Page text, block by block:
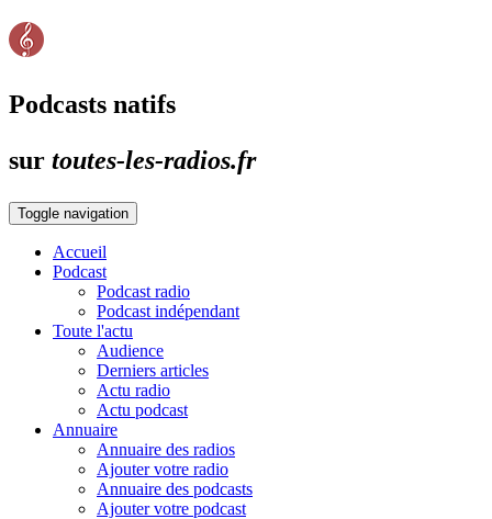
Podcasts natifs
sur toutes-les-radios.fr
Toggle navigation
Accueil
Podcast
Podcast radio
Podcast indépendant
Toute l'actu
Audience
Derniers articles
Actu radio
Actu podcast
Annuaire
Annuaire des radios
Ajouter votre radio
Annuaire des podcasts
Ajouter votre podcast